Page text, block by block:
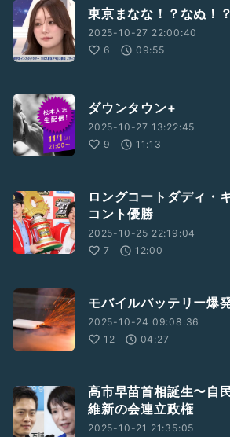
東京まなな！？なぬ！？
2025-10-27 22:00:40
6
09:55
ダウンタウン+
2025-10-27 13:22:45
9
11:13
ロングコートダディ・
コント優勝
2025-10-25 22:19:04
7
12:00
モバイルバッテリー爆
2025-10-24 09:08:36
12
04:27
高市早苗首相誕生〜自
維新の会連立政権
2025-10-21 21:35:05